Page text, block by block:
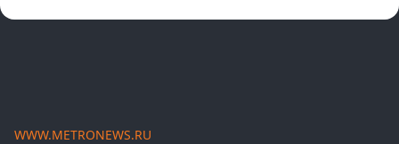
WWW.METRONEWS.RU